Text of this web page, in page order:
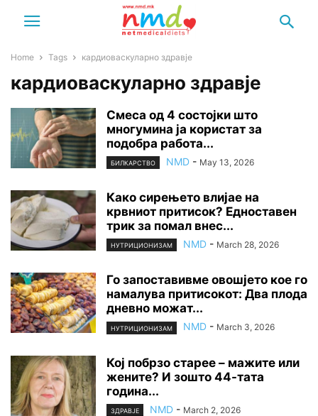
Home Tags кардиоваскуларно здравје
кардиоваскуларно здравје
Смеса од 4 состојки што
многумина ја користат за
подобра работа...
БИЛКАРСТВО NMD - May 13, 2026
Како сирењето влијае на
крвниот притисок? Едноставен
трик за помал внес...
НУТРИЦИОНИЗАМ NMD - March 28, 2026
Го запоставивме овошјето кое го
намалува притисокот: Два плода
дневно можат...
НУТРИЦИОНИЗАМ NMD - March 3, 2026
Кој побрзо старее – мажите или
жените? И зошто 44-тата
година...
ЗДРАВЈЕ NMD - March 2, 2026